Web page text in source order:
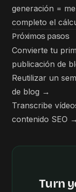
generación =
completo el
Próximos pasos
Convierte tu
publicación de
Reutilizar un
de blog →
Transcribe
contenido SEO →
Turn